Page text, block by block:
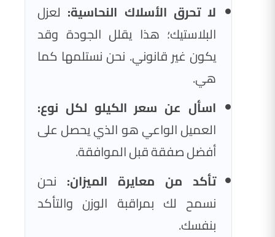
لا تحرق الأسلاك النحاسية: لعزل
البلاستيك؛ هذا يقلل الجودة وقد
يكون غير قانوني. نحن نستلمها كما
هي.
اسأل عن سعر الكيلو لكل نوع:
العميل الواعي هو الذي يحصل على
أفضل صفقة قبل الموافقة.
تأكد من معايرة الميزان: نحن
نسمح لك بمراقبة الوزن والتأكد
بنفسك.